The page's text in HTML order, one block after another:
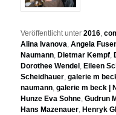
Veröffentlicht unter 2016 ,
Alina Ivanova ,Angela
Naumann ,Dietmar Kempf ,
Dorothee Wendel ,Eileen
Scheidhauer ,galerie m
naumann ,galerie m beck |
Hunze Eva Sohne ,Gudrun
Hans Mazenauer ,Henryk